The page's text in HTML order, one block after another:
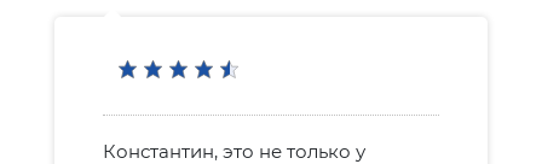
Константин, это не только у